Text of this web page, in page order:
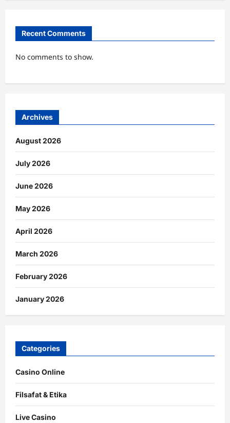
Recent Comments
No comments to show.
Archives
August 2026
July 2026
June 2026
May 2026
April 2026
March 2026
February 2026
January 2026
Categories
Casino Online
Filsafat & Etika
Live Casino